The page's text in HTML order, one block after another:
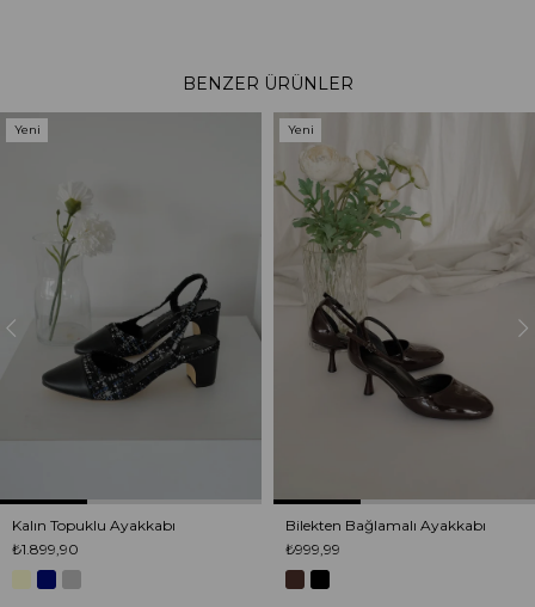
BENZER ÜRÜNLER
Kalın Topuklu Ayakkabı
₺1.899,90
Yeni
Bilekten Bağlamalı Ayakkabı
₺999,99
Yeni
Ürün